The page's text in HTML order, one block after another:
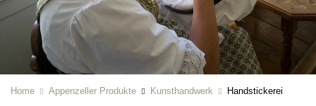
Home Appenzeller Produkte Kunsthandwerk Handstickerei